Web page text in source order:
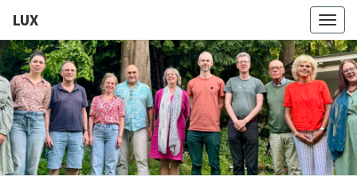
LUX
LUX
Kamerkoor
Onder
Leiding
Van
Angeliki